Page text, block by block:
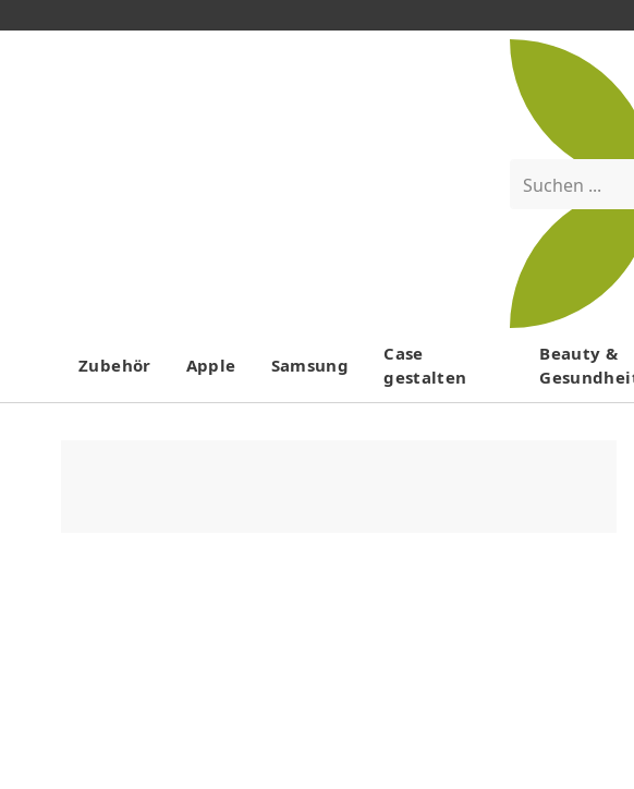
Menü
Suchen ...
Zubehör Apple Samsung
Case
gestalten
Beauty &